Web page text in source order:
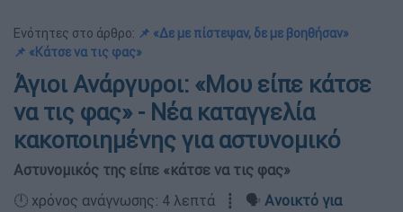
Ενότητες στο άρθρο: 📌 «Δε με πίστεψαν, δε με βοηθήσαν»
📌 «Κάτσε να τις φας»
Άγιοι Ανάργυροι: «Μου είπε κάτσε
να τις φας» - Νέα καταγγελία
κακοποιημένης για αστυνομικό
Αστυνομικός της είπε «κάτσε να τις φας»
🕛 χρόνος ανάγνωσης: 4 λεπτά ┋ 🗣️ Ανοικτό για